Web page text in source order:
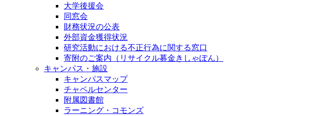
大学後援会
同窓会
財務状況の公表
外部資金獲得状況
研究活動における不正行為に関する窓口
寄附のご案内（リサイクル募金きしゃぽん）
キャンパス・施設
キャンパスマップ
チャペルセンター
附属図書館
ラーニング・コモンズ